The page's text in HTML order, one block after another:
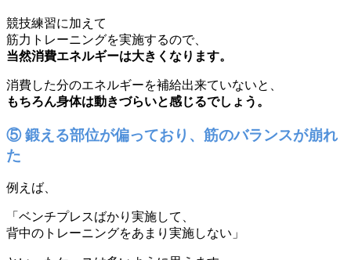
競技練習に加えて
筋力トレーニングを実施するので、
当然消費エネルギーは大きくなります。
消費した分のエネルギーを補給出来ていないと、
もちろん身体は動きづらいと感じるでしょう。
⑤ 鍛える部位が偏っており、筋のバランスが崩れ
た
例えば、
「ベンチプレスばかり実施して、
背中のトレーニングをあまり実施しない」